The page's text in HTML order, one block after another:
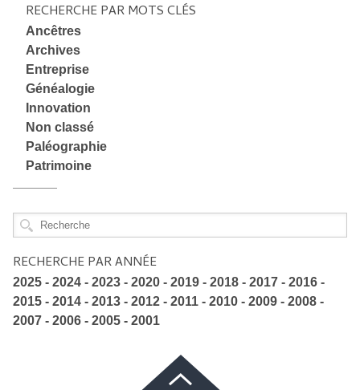
RECHERCHE PAR MOTS CLÉS
Ancêtres
Archives
Entreprise
Généalogie
Innovation
Non classé
Paléographie
Patrimoine
RECHERCHE PAR ANNÉE
2025 2024 2023 2020 2019 2018 2017
2016
2015
2014 2013 2012 2011 2010 2009
2008
2007
2006 2005 2001